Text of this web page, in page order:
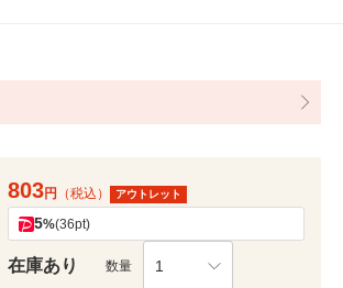
803円 （税込） アウトレット
5%(36pt)
在庫あり 数量 1